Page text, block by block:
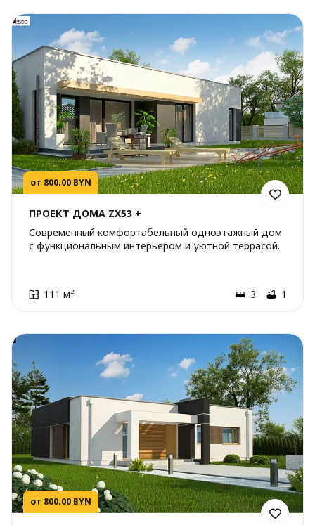
от 800.00 BYN
ПРОЕКТ ДОМА ZX53 +
Современный комфортабельный одноэтажный дом
с функциональным интерьером и уютной террасой.
111 м² 3 1
от 800.00 BYN